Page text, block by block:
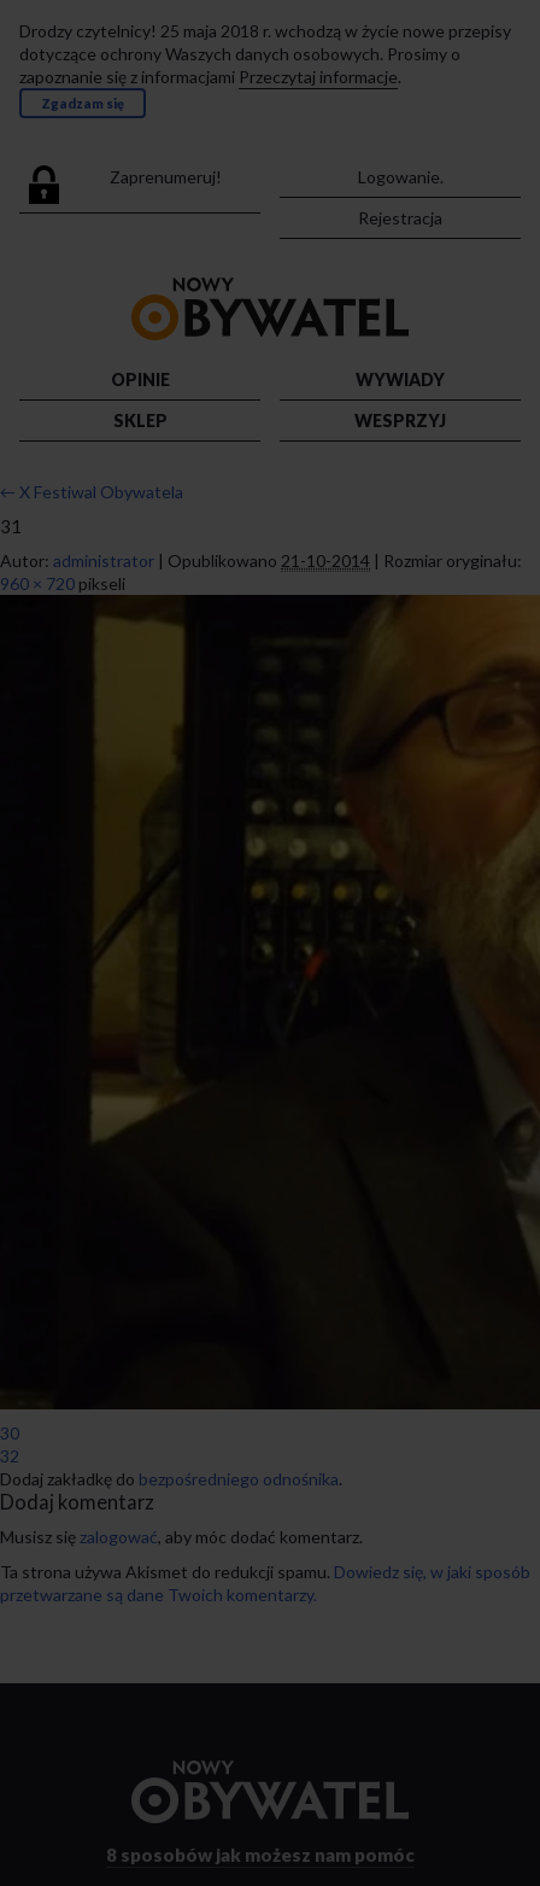
Drodzy czytelnicy! 25 maja 2018 r. wchodzą w życie nowe przepisy
dotyczące ochrony Waszych danych osobowych. Prosimy o
zapoznanie się z informacjami Przeczytaj informacje.
Zgadzam się
Zaprenumeruj!
Logowanie.
Rejestracja
strony
OPINIE
WYWIADY
SKLEP
WESPRZYJ
← X Festiwal Obywatela
31
Autor: administrator | Opublikowano 21-10-2014 | Rozmiar oryginału:
960 × 720 pikseli
30
32
Dodaj zakładkę do bezpośredniego odnośnika.
Dodaj komentarz
Musisz się zalogować, aby móc dodać komentarz.
Ta strona używa Akismet do redukcji spamu. Dowiedz się, w jaki sposób
przetwarzane są dane Twoich komentarzy.
strony
8 sposobów jak możesz nam pomóc